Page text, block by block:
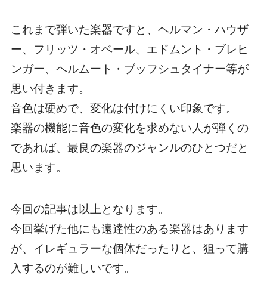
これまで弾いた楽器ですと、ヘルマン・ハウザ
ー、フリッツ・オベール、エドムント・ブレヒ
ンガー、ヘルムート・ブッフシュタイナー等が
思い付きます。
音色は硬めで、変化は付けにくい印象です。
楽器の機能に音色の変化を求めない人が弾くの
であれば、最良の楽器のジャンルのひとつだと
思います。
今回の記事は以上となります。
今回挙げた他にも遠達性のある楽器はあります
が、イレギュラーな個体だったりと、狙って購
入するのが難しいです。